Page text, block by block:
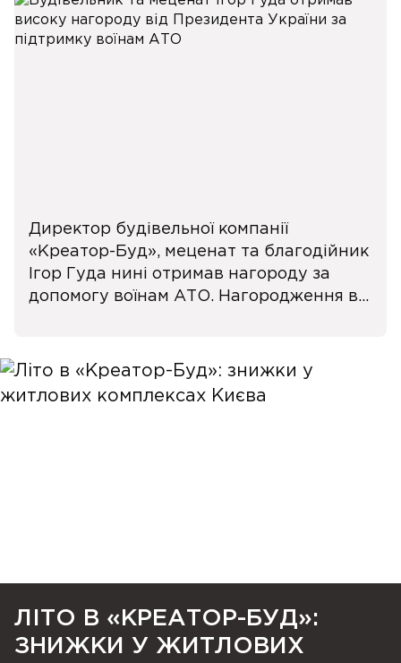
Директор будівельної компанії
«Креатор-Буд», меценат та благодійник
Ігор Гуда нині отримав нагороду за
допомогу воїнам АТО. Нагородження в...
ЛІТО В «КРЕАТОР-БУД»:
ЗНИЖКИ У ЖИТЛОВИХ